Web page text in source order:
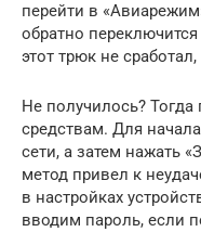
перейти в
обратно
этот трюк не
Не получилось?
средствам. Для
сети, а затем нажать
метод привел к
в настройках
вводим пароль, если